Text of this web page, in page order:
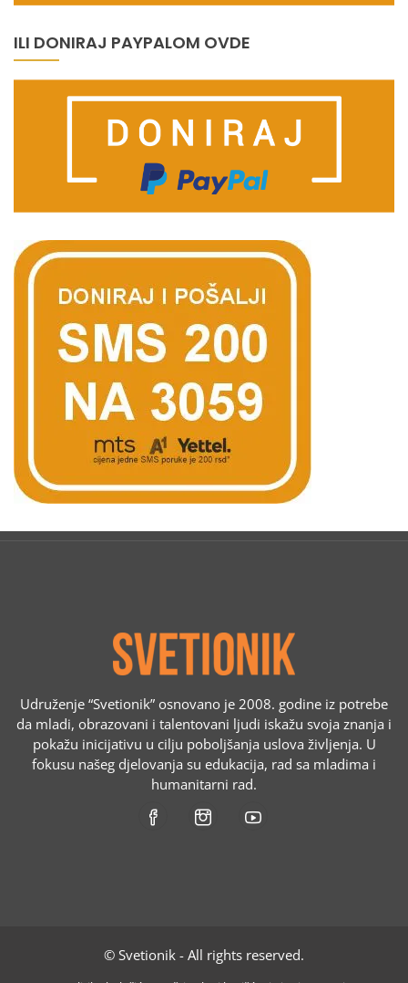
ILI DONIRAJ PAYPALOM OVDE
Udruženje “Svetionik” osnovano je 2008. godine iz potrebe
da mladi, obrazovani i talentovani ljudi iskažu svoja znanja i
pokažu inicijativu u cilju poboljšanja uslova življenja. U
fokusu našeg djelovanja su edukacija, rad sa mladima i
humanitarni rad.
© Svetionik - All rights reserved.